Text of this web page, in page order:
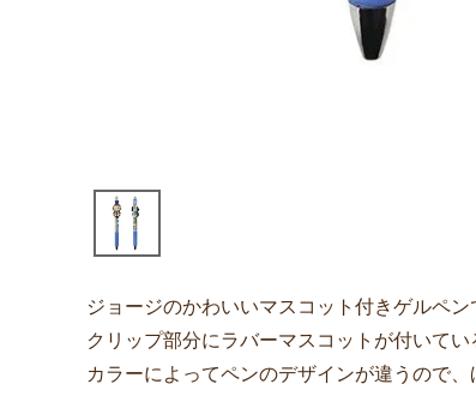
ジョージのかわいいマスコット付きゲルペン
クリップ部分にラバーマスコットが付いて
カラーによってペンのデザインが違うので